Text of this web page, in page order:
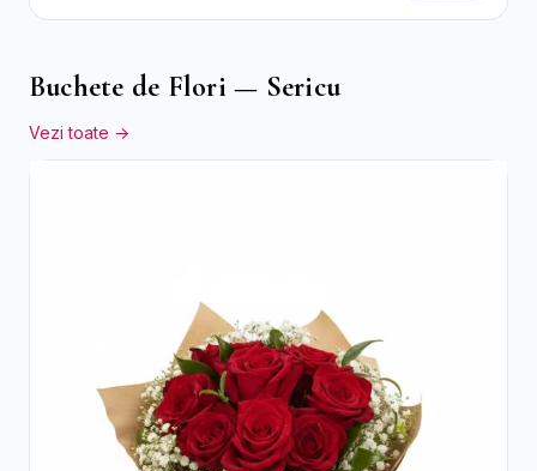
Trandafiri Roșii și Lisianthus
Buchete de Flori — Sericu
Vezi toate →